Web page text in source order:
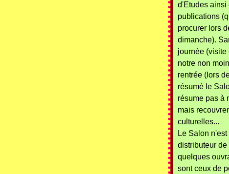
d'Etudes ainsi
publications
procurer lors
dimanche).
journée (visite
notre non
rentrée (lors
résumé le
résume pas à
mais
culturelles...
Le Salon
distributeur
quelques
sont ceux de